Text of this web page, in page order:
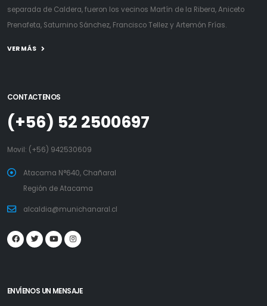
separada de Caldera, fueron los vecinos Martín de la Ribera, Aniceto
Prenafeta, Saturnino Sánchez, Francisco Tellez y Artemón Frías.
VER MÁS
CONTACTENOS
(+56) 52 2500697
Movil: (+56) 942530609
Atacama N°640, Chañaral
Región de Atacama
alcaldia@munichanaral.cl
ENVÍENOS UN MENSAJE